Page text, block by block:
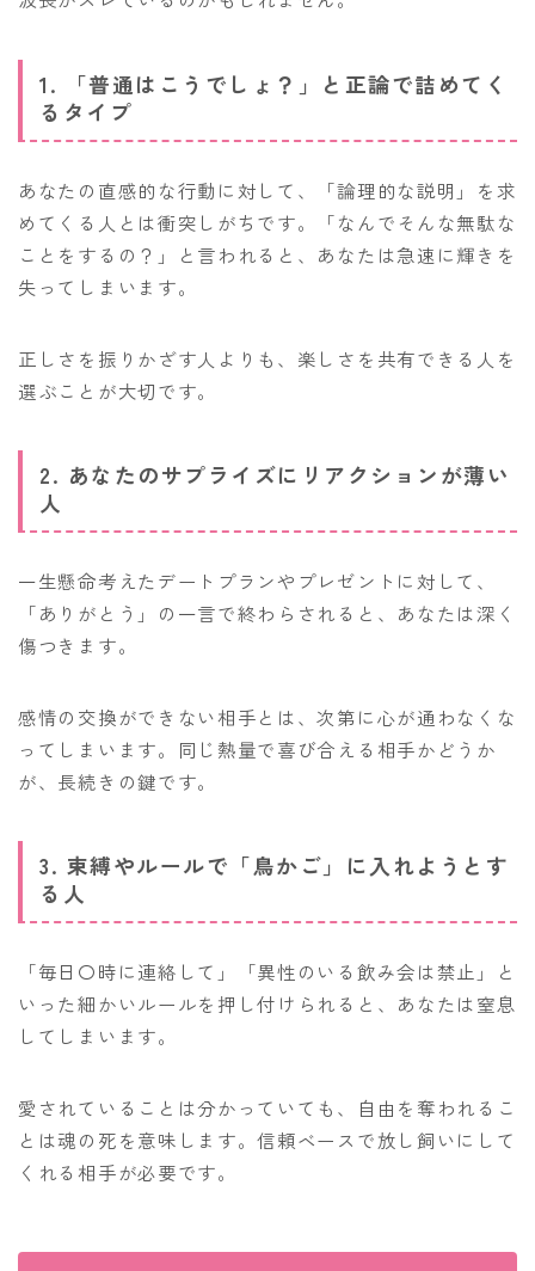
1. 「普通はこうでしょ？」と正論で詰めてく
るタイプ
あなたの直感的な行動に対して、「論理的な説明」を求
めてくる人とは衝突しがちです。「なんでそんな無駄な
ことをするの？」と言われると、あなたは急速に輝きを
失ってしまいます。
正しさを振りかざす人よりも、楽しさを共有できる人を
選ぶことが大切です。
2. あなたのサプライズにリアクションが薄い
人
一生懸命考えたデートプランやプレゼントに対して、
「ありがとう」の一言で終わらされると、あなたは深く
傷つきます。
感情の交換ができない相手とは、次第に心が通わなくな
ってしまいます。同じ熱量で喜び合える相手かどうか
が、長続きの鍵です。
3. 束縛やルールで「鳥かご」に入れようとす
る人
「毎日〇時に連絡して」「異性のいる飲み会は禁止」と
いった細かいルールを押し付けられると、あなたは窒息
してしまいます。
愛されていることは分かっていても、自由を奪われるこ
とは魂の死を意味します。信頼ベースで放し飼いにして
くれる相手が必要です。